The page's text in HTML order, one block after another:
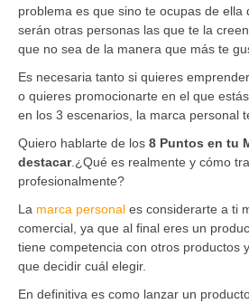
problema es que sino te ocupas de ella
serán otras personas las que te la
que no sea de la manera que más te
Es necesaria tanto si quieres
o quieres promocionarte en el que
en los 3 escenarios, la marca personal
Quiero hablarte de los 8 Puntos en tu
destacar.¿Qué es realmente y cómo
profesionalmente?
La marca personal es considerarte a ti
comercial, ya que al final eres un
tiene competencia con otros productos
que decidir cuál elegir.
En definitiva es como lanzar un